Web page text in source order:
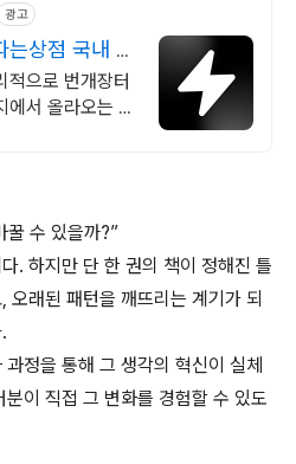
광고
상점 국내 최
적으로 번개장터
에서 올라오는 전
꿀 수 있을까?”
. 하지만 단 한 권의 책이 정해진 틀
오래된 패턴을 깨뜨리는 계기가 되
정을 통해 그 생각의 혁신이 실체
이 직접 그 변화를 경험할 수 있도